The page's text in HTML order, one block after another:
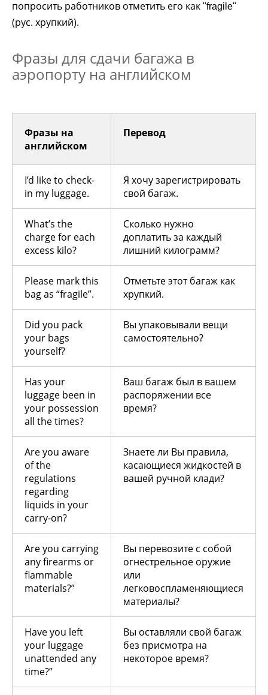
попросить работников отметить его как "fragile"
(рус. хрупкий).
Фразы для сдачи багажа в
аэропорту на английском
Фразы на
английском
Перевод
I’d like to check-
in my luggage.
Я хочу зарегистрировать
свой багаж.
What’s the
charge for each
excess kilo?
Сколько нужно
доплатить за каждый
лишний килограмм?
Please mark this
bag as “fragile”.
Отметьте этот багаж как
хрупкий.
Did you pack
your bags
yourself?
Вы упаковывали вещи
самостоятельно?
Has your
luggage been in
your possession
all the times?
Ваш багаж был в вашем
распоряжении все
время?
Are you aware
of the
regulations
regarding
liquids in your
carry-on?
Знаете ли Вы правила,
касающиеся жидкостей в
вашей ручной клади?
Are you carrying
any firearms or
flammable
materials?”
Вы перевозите с собой
огнестрельное оружие
или
легковоспламеняющиеся
материалы?
Have you left
your luggage
unattended any
time?”
Вы оставляли свой багаж
без присмотра на
некоторое время?